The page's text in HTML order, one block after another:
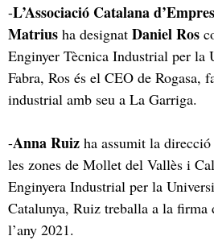
-L’Associació Catalana
Matrius ha designat Daniel Ros
Enginyer Tècnica Industrial per la
Fabra, Ros és el CEO de Rogasa,
industrial amb seu a La Garriga.
-Anna Ruiz ha assumit la
les zones de Mollet del Vallès i
Enginyera Industrial per la
Catalunya, Ruiz treballa a la firma
l’any 2021.